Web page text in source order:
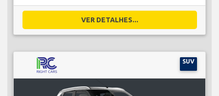
VER DETALHES...
SUV